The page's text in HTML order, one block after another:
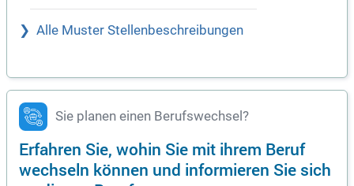
Alle Muster Stellenbeschreibungen
Sie planen einen Berufswechsel?
Erfahren Sie, wohin Sie mit ihrem Beruf
wechseln können und informieren Sie sich